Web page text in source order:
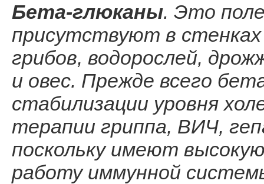
Бета-глюканы. Это
присутствуют в
грибов, водорослей,
и овес. Прежде всего
стабилизации уровня
терапии гриппа, ВИЧ,
поскольку имеют
работу иммунной